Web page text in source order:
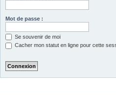
Mot de passe :
Se souvenir de moi
Cacher mon statut en ligne pour cette